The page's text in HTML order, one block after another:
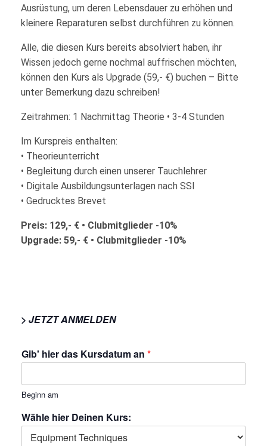
Ausrüstung, um deren Lebensdauer zu erhöhen und
kleinere Reparaturen selbst durchführen zu können.
Alle, die diesen Kurs bereits absolviert haben, ihr
Wissen jedoch gerne nochmal auffrischen möchten,
können den Kurs als Upgrade (59,- €) buchen – Bitte
unter Bemerkung dazu schreiben!
Zeitrahmen: 1 Nachmittag Theorie • 3-4 Stunden
Im Kurspreis enthalten:
• Theorieunterricht
• Begleitung durch einen unserer Tauchlehrer
• Digitale Ausbildungsunterlagen nach SSI
• Gedrucktes Brevet
Preis: 129,- € • Clubmitglieder -10%
Upgrade: 59,- € • Clubmitglieder -10%
> JETZT ANMELDEN
Gib' hier das Kursdatum an *
Beginn am
Wähle hier Deinen Kurs: